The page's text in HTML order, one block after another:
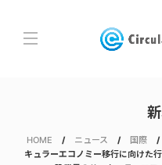
HOME ニュース 国際
キュラーエコノミー移行に向けた